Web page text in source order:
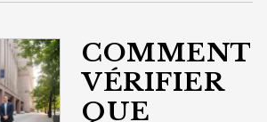
COMMENT
VÉRIFIER
QUE